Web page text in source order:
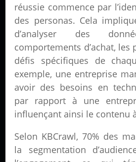
réussie commence par
des personas. Cela
d’analyser des
comportements d’achat, les
défis spécifiques de
exemple, une entreprise
avoir des besoins en
par rapport à une
influençant ainsi le contenu
Selon KBCrawl, 70% des
la segmentation